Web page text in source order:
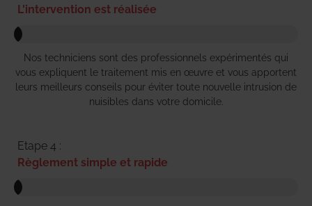
L'intervention est réalisée
Nos techniciens sont des professionnels expérimentés qui
vous expliquent le traitement mis en œuvre et vous apportent
leurs meilleurs conseils pour éviter toute nouvelle intrusion de
nuisibles dans votre domicile.
Etape 4 :
Règlement simple et rapide